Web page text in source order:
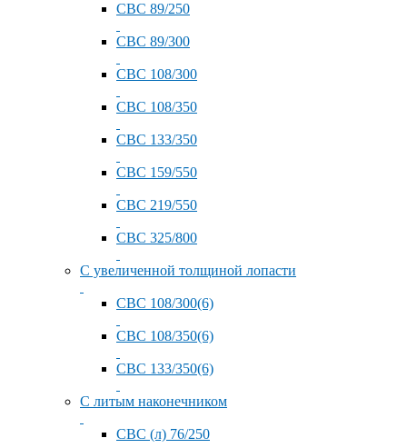
СВС 89/250
СВС 89/300
СВС 108/300
СВС 108/350
СВС 133/350
СВС 159/550
СВС 219/550
СВС 325/800
С увеличенной толщиной лопасти
СВС 108/300(6)
СВС 108/350(6)
СВС 133/350(6)
С литым наконечником
СВС (л) 76/250